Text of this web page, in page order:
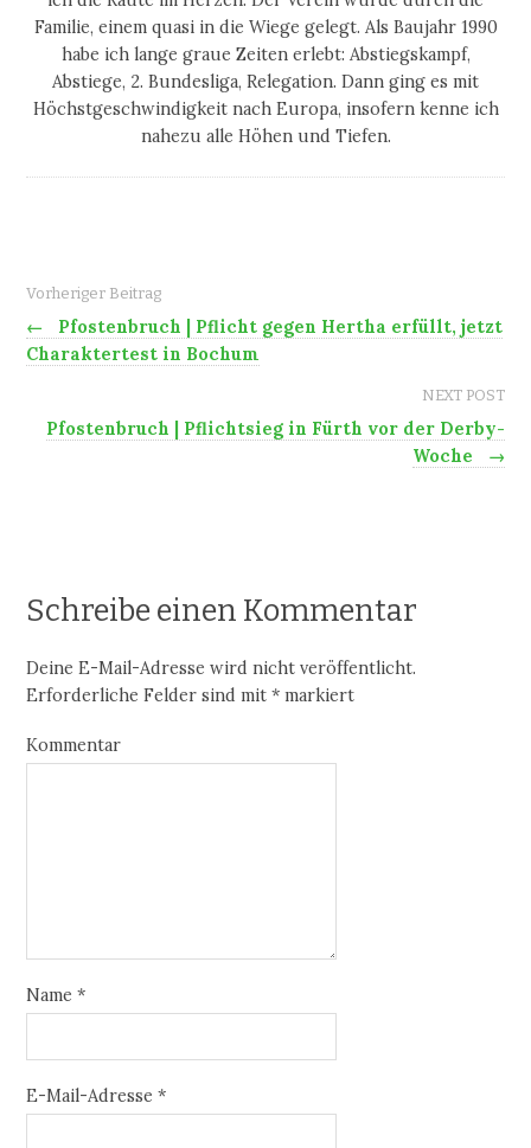
Familie, einem quasi in die Wiege gelegt. Als Baujahr 1990
habe ich lange graue Zeiten erlebt: Abstiegskampf,
Abstiege, 2. Bundesliga, Relegation. Dann ging es mit
Höchstgeschwindigkeit nach Europa, insofern kenne ich
nahezu alle Höhen und Tiefen.
Vorheriger Beitrag
←
Pfostenbruch | Pflicht gegen Hertha erfüllt, jetzt
Charaktertest in Bochum
NEXT POST
Pfostenbruch | Pflichtsieg in Fürth vor der Derby-
Woche
→
Schreibe einen Kommentar
Deine E-Mail-Adresse wird nicht veröffentlicht.
Erforderliche Felder sind mit* markiert
Kommentar
Name*
E-Mail-Adresse*